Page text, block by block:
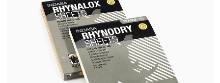
Schleif-Handpads
Zubehör/Hilfsmittel
Kleben & Beschichten